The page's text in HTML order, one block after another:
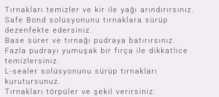
Tırnakları temizler ve kir ile yağı arındırırsınız.
Safe Bond solüsyonunu tırnaklara sürüp
dezenfekte edersiniz.
Base sürer ve tırnağı pudraya batırırsınız.
Fazla pudrayı yumuşak bir fırça ile dikkatlice
temizlersiniz.
L-sealer solüsyonunu sürüp tırnakları
kurutursunuz.
Tırnakları törpüler ve şekil verirsiniz.